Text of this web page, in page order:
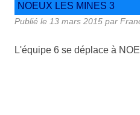
NOEUX LES MINES 3
Publié le 13 mars 2015 par
L'équipe 6 se déplace à